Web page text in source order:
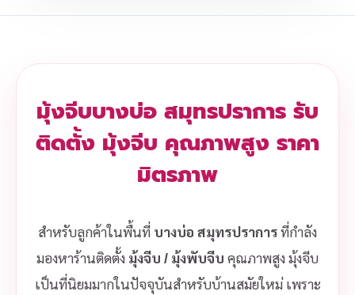
มุ้งจีบบางบ่อ สมุทรปราการ รับ
ติดตั้ง มุ้งจีบ คุณภาพสูง ราคา
มิตรภาพ
สำหรับลูกค้าในพื้นที่ บางบ่อ สมุทรปราการที่กำลัง
มองหาร้านติดตั้ง มุ้งจีบ / มุ้งพับจีบ คุณภาพสูง มุ้งจีบ
เป็นที่นิยมมากในปัจจุบันสำหรับบ้านสมัยใหม่ เพราะ